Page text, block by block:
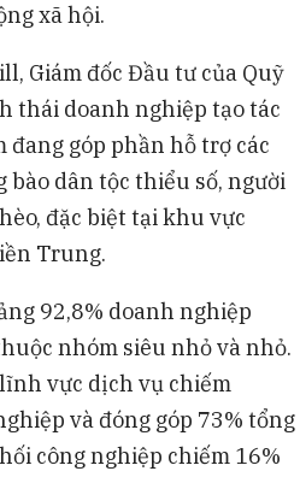
xã hội.
Giám đốc Đầu tư của Quỹ
thái doanh nghiệp tạo tác
đang góp phần hỗ trợ các
dân tộc thiểu số, người
đặc biệt tại khu vực
Trung.
92,8% doanh nghiệp
nhóm siêu nhỏ và nhỏ.
vực dịch vụ chiếm
và đóng góp 73% tổng
công nghiệp chiếm 16%